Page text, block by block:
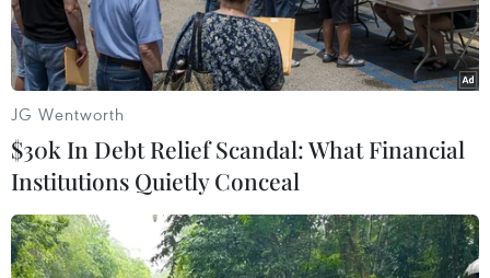
JG Wentworth
$30k In Debt Relief Scandal: What Financial
Institutions Quietly Conceal